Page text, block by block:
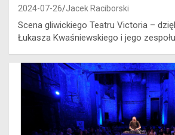
2024-07-26 Jacek Raciborski
Scena gliwickiego Teatru Victoria –
Łukasza Kwaśniewskiego i jego